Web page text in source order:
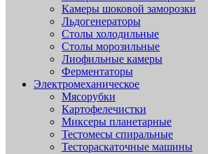
Камеры шоковой заморозки
Льдогенераторы
Столы холодильные
Столы морозильные
Лиофильные камеры
Ферментаторы
Электромеханическое
Мясорубки
Картофелечистки
Миксеры планетарные
Тестомесы спиральные
Тестораскаточные машины